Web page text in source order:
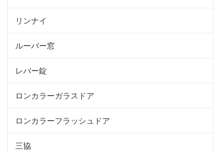
リンナイ
ルーバー窓
レバー錠
ロンカラーガラスドア
ロンカラーフラッシュドア
三協